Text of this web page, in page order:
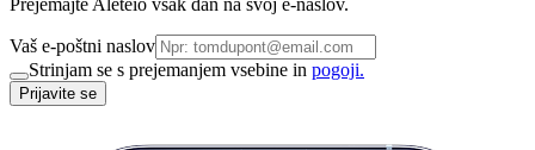
Vaš e-poštni naslov
Strinjam se s prejemanjem vsebine in pogoji.
Prijavite se